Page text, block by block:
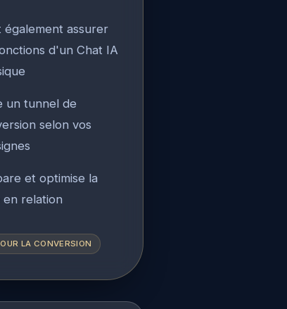
également assurer
d'un Chat IA
un tunnel de
selon vos
et optimise la
en relation
LA CONVERSION